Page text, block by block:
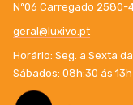
Nº06 Carregado 2580-
geral@luxivo.pt
Horário: Seg. a Sexta
Sábados: 08h:30 ás 13h